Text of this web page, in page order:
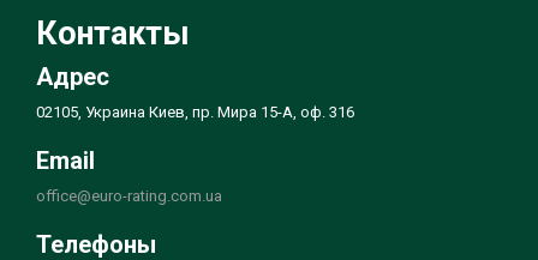
Контакты
Адрес
02105, Украина Киев, пр. Мира 15-А, оф. 316
Email
office@euro-rating.com.ua
Телефоны